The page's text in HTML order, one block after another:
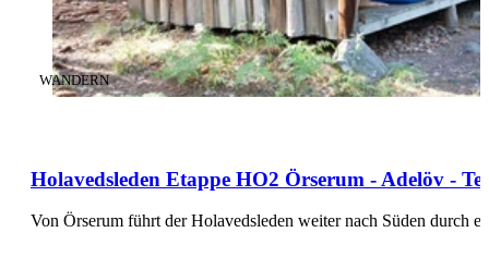
Holavedsleden Etappe HO2 Örserum - Adelöv -
KATEGORIE:
WANDERN
Von Örserum führt der Holavedsleden weiter nach Süden durch